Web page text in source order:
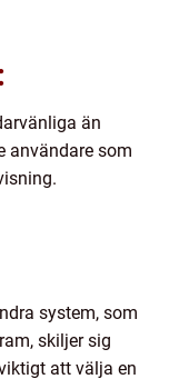
än
användare som
system, som
skiljer sig
att välja en